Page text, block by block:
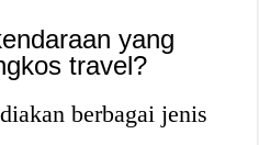
yang
travel?
berbagai jenis